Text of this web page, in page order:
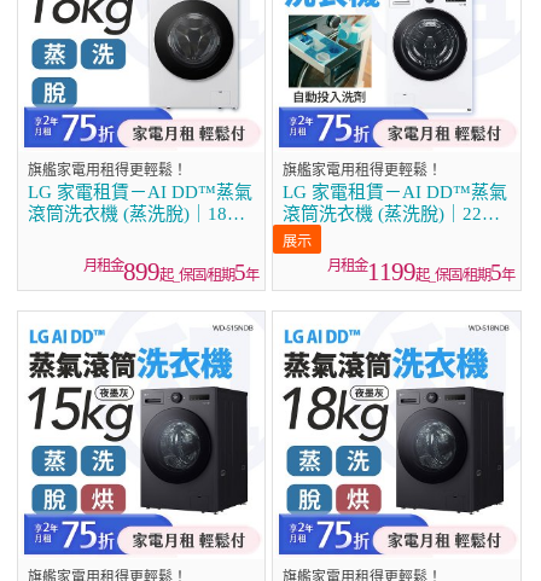
旗艦家電用租得更輕鬆！
LG 家電租賃－AI DD™蒸氣
滾筒洗衣機 (蒸洗脫)｜18公
899起_保固/租期5年
旗艦家電用租得更輕鬆！
LG 家電租賃－AI DD™蒸氣
滾筒洗衣機 (蒸洗脫)｜22公
斤(WD-S22FW)
1199起_保固/租期5年
旗艦家電用租得更輕鬆！ 旗艦家電用租得更輕鬆！